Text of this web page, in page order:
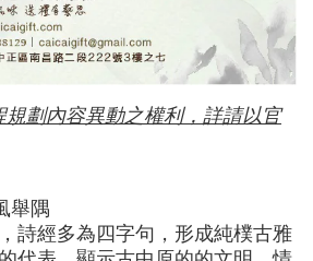
劃內容異動之權利，詳請以官
舉隅
詩經多為四字句，形成純樸古雅